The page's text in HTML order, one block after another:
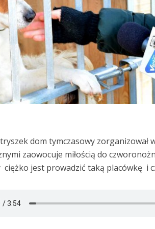
dom tymczasowy
zaowocuje miłością do
ciężko jest prowadzić taką placówkę i